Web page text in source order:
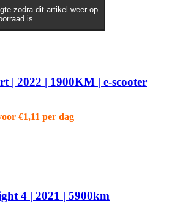
zodra dit artikel weer op
is
| 2022 | 1900KM | e-scooter
€1,11 per dag
4 | 2021 | 5900km